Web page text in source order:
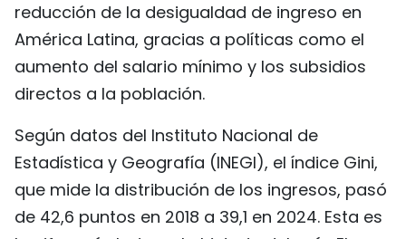
reducción de la desigualdad de ingreso en
América Latina, gracias a políticas como el
aumento del salario mínimo y los subsidios
directos a la población.
Según datos del Instituto Nacional de
Estadística y Geografía (INEGI), el índice Gini,
que mide la distribución de los ingresos, pasó
de 42,6 puntos en 2018 a 39,1 en 2024. Esta es